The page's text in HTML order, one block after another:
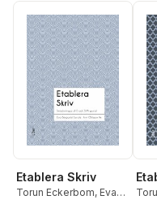
Etablera Skriv
Torun Eckerbom, Eva